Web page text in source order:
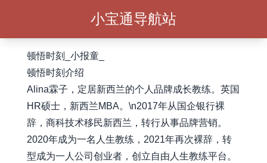
小宝通导航站
顿悟时刻_小报童_
顿悟时刻介绍
Alina霖子，定居新西兰的个人品牌成长教练。英国
HR硕士，新西兰MBA。\n2017年从国企银行裸
辞，商科技术移民新西兰，转行从事品牌营销。
2020年成为一名人生教练，2021年再次裸辞，转
型成为一人公司创业者，创立自由人生教练平台。